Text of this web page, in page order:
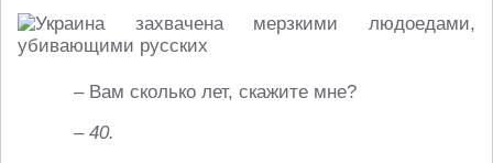
– Вам сколько лет, скажите мне?
– 40.